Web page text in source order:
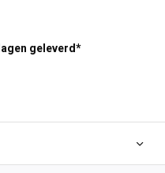
geleverd*